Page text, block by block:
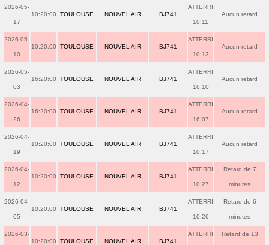
2026-05-
17
10:20:00 TOULOUSE NOUVEL AIR BJ741
ATTERRI
10:11
Aucun retard
2026-05-
10
10:20:00 TOULOUSE NOUVEL AIR BJ741
ATTERRI
10:13
Aucun retard
2026-05-
03
16:20:00 TOULOUSE NOUVEL AIR BJ741
ATTERRI
16:10
Aucun retard
2026-04-
26
16:20:00 TOULOUSE NOUVEL AIR BJ741
ATTERRI
16:07
Aucun retard
2026-04-
19
10:20:00 TOULOUSE NOUVEL AIR BJ741
ATTERRI
10:17
Aucun retard
2026-04-
12
10:20:00 TOULOUSE NOUVEL AIR BJ741
ATTERRI
10:27
Retard de 7
minutes
2026-04-
05
10:20:00 TOULOUSE NOUVEL AIR BJ741
ATTERRI
10:26
Retard de 6
minutes
2026-03-
10:20:00 TOULOUSE NOUVEL AIR BJ741
ATTERRI Retard de 13